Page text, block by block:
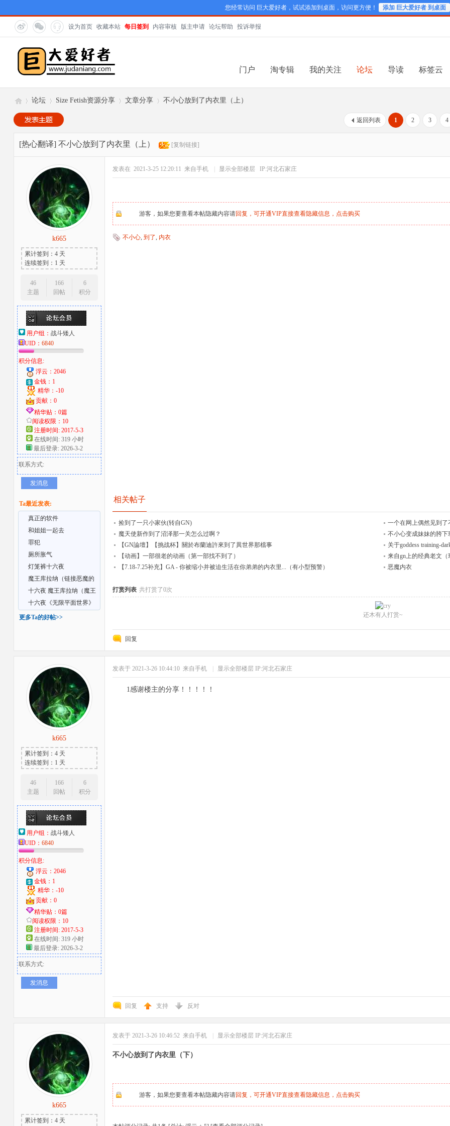
您经常访问 巨大爱好者，试试添加到桌面，访问更方便！ 添加 巨大爱好者 到桌面
设为首页 收藏本站 每日签到 内容审核 版主申请 论坛帮助 投诉举报
门户 淘专辑 我的关注 论坛 导读 标签云
巨
爱
好
»
论坛
›
Size Fetish资源分享
›
文章分享 不小心放到了内衣里（上）
1 2 3 4
返回列表
[热心翻译] 不小心放到了内衣里（上） [复制链接]
k665
累计签到：4 天
连续签到：1 天
46
主题
166
回帖
6
积分
用户组： 战斗矮人
UID： 6840
积分信息:
浮云：2046
金钱：1
精华：-10
贡献：0
精华贴：0篇
阅读权限：10
注册时间: 2017-5-3
在线时间: 319 小时
最后登录: 2026-3-2
联系方式:
发消息
Ta最近发表:
真正的软件
和姐姐一起去
罪犯
厕所胀气
灯笼裤十六夜
魔王库拉纳（链接恶魔的
生活）
十六夜 魔王库拉纳（魔王
的日常生活）
十六夜《无限平面世界》
更多Ta的好帖>>
发表在 2021-3-25 12:20:11 来自手机 显示全部楼层 IP:河北石家庄
游客，如果您要查看本帖隐藏内容请回复，可开通VIP直接查看隐藏信息， 点击购买
不小心, 到了, 内衣
相关帖子
捡到了一只小家伙(转自GN)
一个在网上偶然见到了
魔天使新作到了沼泽那一关怎么过啊？
不小心变成妹妹的胯下
【GN論壇】【挑战杯】關於布蘭迪許來到了異世界那檔事
关于goddess training-
【动画】一部很老的动画（第一部找不到了）
来自gn上的经典老文
【7.18-7.25补充】GA - 你被缩小并被迫生活在你弟弟的内衣里...（有小型预警）
恶魔内衣
打赏列表 共打赏了0次
还木有人打赏~
回复
k665
累计签到：4 天
连续签到：1 天
46
主题
166
回帖
6
积分
用户组： 战斗矮人
UID： 6840
积分信息:
浮云：2046
金钱：1
精华：-10
贡献：0
精华贴：0篇
阅读权限：10
注册时间: 2017-5-3
在线时间: 319 小时
最后登录: 2026-3-2
联系方式:
发消息
发表于 2021-3-26 10:44:10 来自手机 显示全部楼层 IP:河北石家庄
1感谢楼主的分享！！！！！
回复 支持 反对
k665
累计签到：4 天
发表于 2021-3-26 10:46:52 来自手机 显示全部楼层 IP:河北石家庄
不小心放到了内衣里（下）
游客，如果您要查看本帖隐藏内容请回复，可开通VIP直接查看隐藏信息， 点击购买